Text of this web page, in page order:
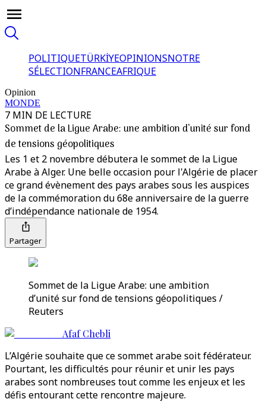
POLITIQUETÜRKİYEOPINIONSNOTRE
SÉLECTIONFRANCEAFRIQUE
Opinion
MONDE
7 MIN DE LECTURE
Sommet de la Ligue Arabe: une ambition d’unité sur fond
de tensions géopolitiques
Les 1 et 2 novembre débutera le sommet de la Ligue
Arabe à Alger. Une belle occasion pour l'Algérie de placer
ce grand évènement des pays arabes sous les auspices
de la commémoration du 68e anniversaire de la guerre
d’indépendance nationale de 1954.
Partager
Sommet de la Ligue Arabe: une ambition
d’unité sur fond de tensions géopolitiques /
Reuters
Afaf Chebli
L’Algérie souhaite que ce sommet arabe soit fédérateur.
Pourtant, les difficultés pour réunir et unir les pays
arabes sont nombreuses tout comme les enjeux et les
défis entourant cette rencontre majeure.